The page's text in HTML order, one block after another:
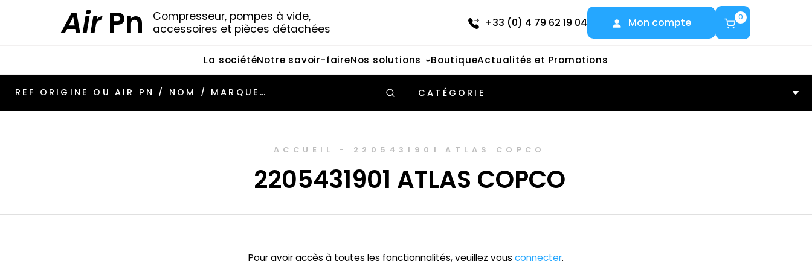
AirPn
Compresseur, pompes à vide,
accessoires et pièces détachées
+33 (0) 4 79 62 19 04 Mon compte 0
La sociétéNotre savoir-faireNos solutions BoutiqueActualités et Promotions
CATÉGORIE
ACCUEIL - 2205431901 ATLAS COPCO
2205431901 ATLAS COPCO
Pour avoir accès à toutes les fonctionnalités, veuillez vous connecter.